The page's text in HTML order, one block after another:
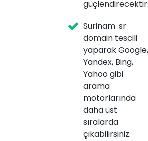
Surinam .sr
domain tescili
yaparak Google,
Yandex, Bing,
Yahoo gibi
arama
motorlarında
daha üst
sıralarda
çıkabilirsiniz.